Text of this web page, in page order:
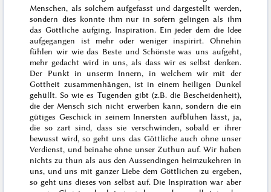
Menschen, als solchem aufgefasst und dargestellt werden,
sondern dies konnte ihm nur in sofern gelingen als ihm
das Göttliche aufging. Inspiration. Ein jeder dem die Idee
aufgegangen ist mehr oder weniger inspirirt. Ohnehin
fühlen wir wie das Beste und Schönste was uns aufgeht,
mehr gedacht wird in uns, als dass wir es selbst denken.
Der Punkt in unserm Innern, in welchem wir mit der
Gottheit zusammenhängen, ist in einem heiligen Dunkel
gehüllt. So wie es Tugenden gibt (z.B. die Bescheidenheit),
die der Mensch sich nicht erwerben kann, sondern die ein
gütiges Geschick in seinem Innersten aufblühen lässt, ja,
die so zart sind, dass sie verschwinden, sobald er ihrer
bewusst wird, so geht uns das Göttliche auch ohne unser
Verdienst, und beinahe ohne unser Zuthun auf. Wir haben
nichts zu thun als aus den Aussendingen heimzukehren in
uns, und uns mit ganzer Liebe dem Göttlichen zu ergeben,
so geht uns dieses von selbst auf. Die Inspiration war aber